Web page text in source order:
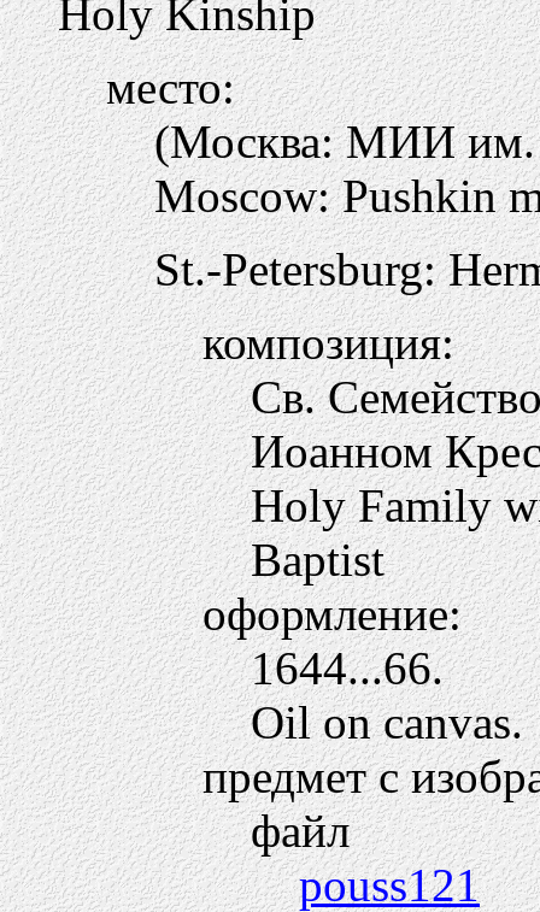
Holy Kinship
место:
(Москва: МИИ
Moscow: Pushkin
St.-Petersburg:
композиция:
Св.
Иоанном
Holy Family
Baptist
оформление:
1644...66.
Oil on canvas.
предмет с
файл
pouss121